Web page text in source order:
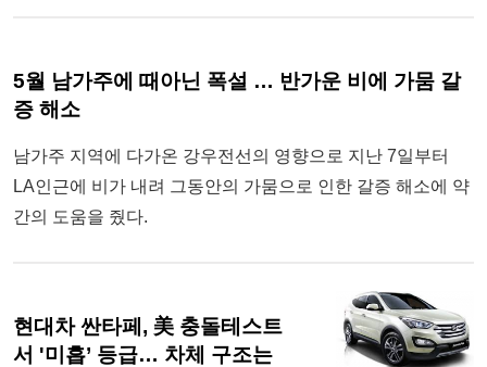
5월 남가주에 때아닌 폭설 … 반가운 비에 가뭄 갈
증 해소
남가주 지역에 다가온 강우전선의 영향으로 지난 7일부터
LA인근에 비가 내려 그동안의 가뭄으로 인한 갈증 해소에 약
간의 도움을 줬다.
현대차 싼타페, 美 충돌테스트
서 '미흡’ 등급… 차체 구조는